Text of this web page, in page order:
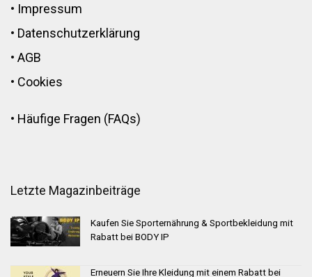
• Impressum
• Datenschutzerklärung
• AGB
• Cookies
• Häufige Fragen (FAQs)
Letzte Magazinbeiträge
Kaufen Sie Sporternährung & Sportbekleidung mit
Rabatt bei BODY IP
Erneuern Sie Ihre Kleidung mit einem Rabatt bei